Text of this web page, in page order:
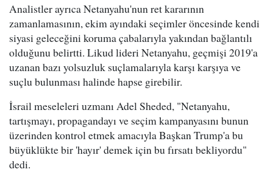
Analistler ayrıca Netanyahu'nun ret kararının
zamanlamasının, ekim ayındaki seçimler öncesinde kendi
siyasi geleceğini koruma çabalarıyla yakından bağlantılı
olduğunu belirtti. Likud lideri Netanyahu, geçmişi 2019'a
uzanan bazı yolsuzluk suçlamalarıyla karşı karşıya ve
suçlu bulunması halinde hapse girebilir.
İsrail meseleleri uzmanı Adel Sheded, "Netanyahu,
tartışmayı, propagandayı ve seçim kampanyasını bunun
üzerinden kontrol etmek amacıyla Başkan Trump'a bu
büyüklükte bir 'hayır' demek için bu fırsatı bekliyordu"
dedi.